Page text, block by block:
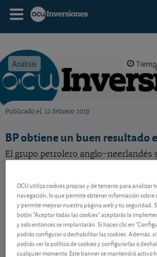
Análisis
Publicado el 12 febrero 2019
BP obtiene un buen resultado
El grupo petrolero anglo-neerlandés
Contenido reservado a
Gestiona tu dinero con
experta
OCU utiliza cookies propias y de terceros para analizar
navegación, lo que permite obtener información sobre
y permite mejorar nuestra página web y tu seguridad.
botón "Aceptar todas las cookies" aceptarás la
y solo entonces se implantarán. Si haces clic en
podrás configurar o deshabilitar las cookies. Además,
podrás ver la política de cookies y configurarlas o
cualquier momento. Este banner se mantendrá activo